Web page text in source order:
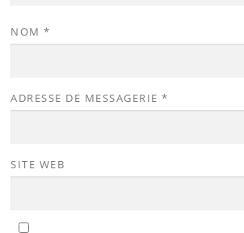
NOM*
ADRESSE DE MESSAGERIE*
SITE WEB